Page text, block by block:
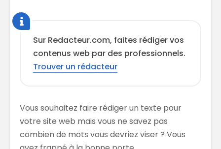
Sur Redacteur.com, faites rédiger vos
contenus web par des professionnels.
Trouver un rédacteur
Vous souhaitez faire rédiger un texte pour
votre site web mais vous ne savez pas
combien de mots vous devriez viser ? Vous